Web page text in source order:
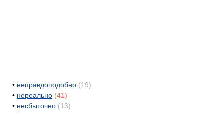
• неправдоподобно (19)
• нереально (41)
• несбыточно (13)